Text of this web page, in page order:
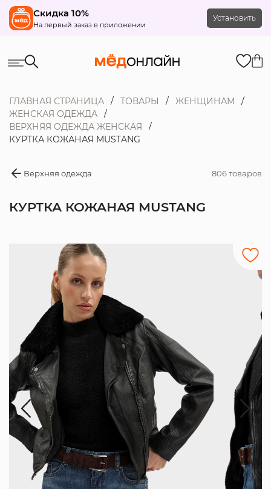
Скидка 10%
На первый заказ в приложении
Установить
ГЛАВНАЯ СТРАНИЦА ТОВАРЫ
ЖЕНЩИНАМ
ЖЕНСКАЯ ОДЕЖДА
ВЕРХНЯЯ ОДЕЖДА ЖЕНСКАЯ
КУРТКА КОЖАНАЯ MUSTANG
Верхняя одежда 806 товаров
КУРТКА КОЖАНАЯ MUSTANG